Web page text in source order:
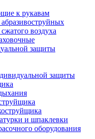
к рукавам
воздуха
защиты
защиты
и шпаклевки
оборудования